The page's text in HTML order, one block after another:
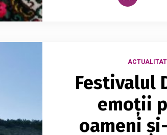
Festivalul
emoții
oameni